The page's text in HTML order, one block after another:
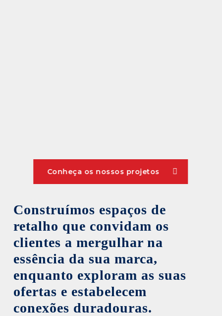
Construímos espaços de
retalho que convidam os
clientes a mergulhar na
essência da sua marca,
enquanto exploram as suas
ofertas e estabelecem
conexões duradouras.
Conheça os nossos projetos